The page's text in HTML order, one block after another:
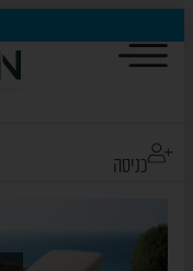
לחצו כאן לכל הדגמים של HIGOLD
כניסה